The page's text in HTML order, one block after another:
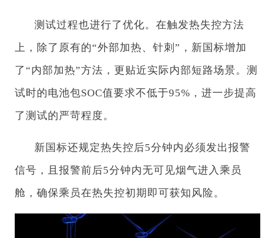
测试过程也进行了优化。在触发热失控方法
上，除了原有的“外部加热、针刺”，新国标增加
了“内部加热”方法，更贴近实际内部短路场景。测
试时的电池包SOC值要求不低于95%，进一步提高
了测试的严苛程度。
新国标还规定热失控后5分钟内必须发出报警
信号，且报警前后5分钟内无可见烟气进入乘员
舱，确保乘员在热失控初期即可获知风险。